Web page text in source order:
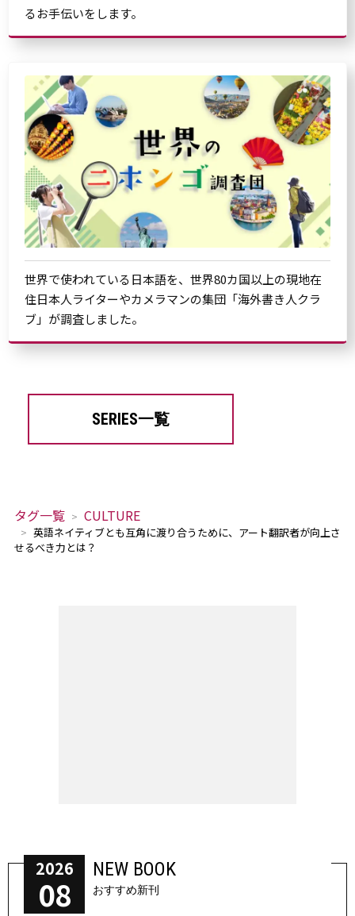
るお手伝いをします。
世界で使われている日本語を、世界80カ国以上の現地在
住日本人ライターやカメラマンの集団「海外書き人クラ
ブ」が調査しました。
SERIES一覧
タグ一覧 CULTURE
英語ネイティブとも互角に渡り合うために、アート翻訳者が向上さ
せるべき力とは？
2026
08
NEW BOOK
おすすめ新刊